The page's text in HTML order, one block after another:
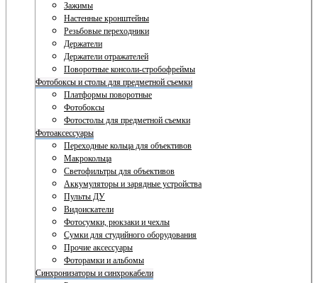
Зажимы
Настенные кронштейны
Резьбовые переходники
Держатели
Держатели отражателей
Поворотные консоли-стробофреймы
Фотобоксы и столы для предметной съемки
Платформы поворотные
Фотобоксы
Фотостолы для предметной съемки
Фотоаксессуары
Переходные кольца для объективов
Макрокольца
Светофильтры для объективов
Аккумуляторы и зарядные устройства
Пульты ДУ
Видоискатели
Фотосумки, рюкзаки и чехлы
Сумки для студийного оборудования
Прочие аксессуары
Фоторамки и альбомы
Синхронизаторы и синхрокабели